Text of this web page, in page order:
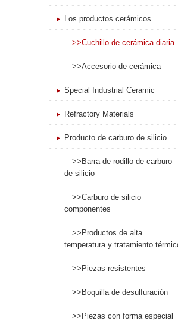
Los productos cerámicos
>>Cuchillo de cerámica diaria
>>Accesorio de cerámica
Special Industrial Ceramic
Refractory Materials
Producto de carburo de silicio
>>Barra de rodillo de carburo
de silicio
>>Carburo de silicio
componentes
>>Productos de alta
temperatura y tratamiento
>>Piezas resistentes
>>Boquilla de desulfuración
>>Piezas con forma especial